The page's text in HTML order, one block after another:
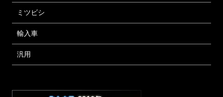
ミツビシ
輸入車
汎用